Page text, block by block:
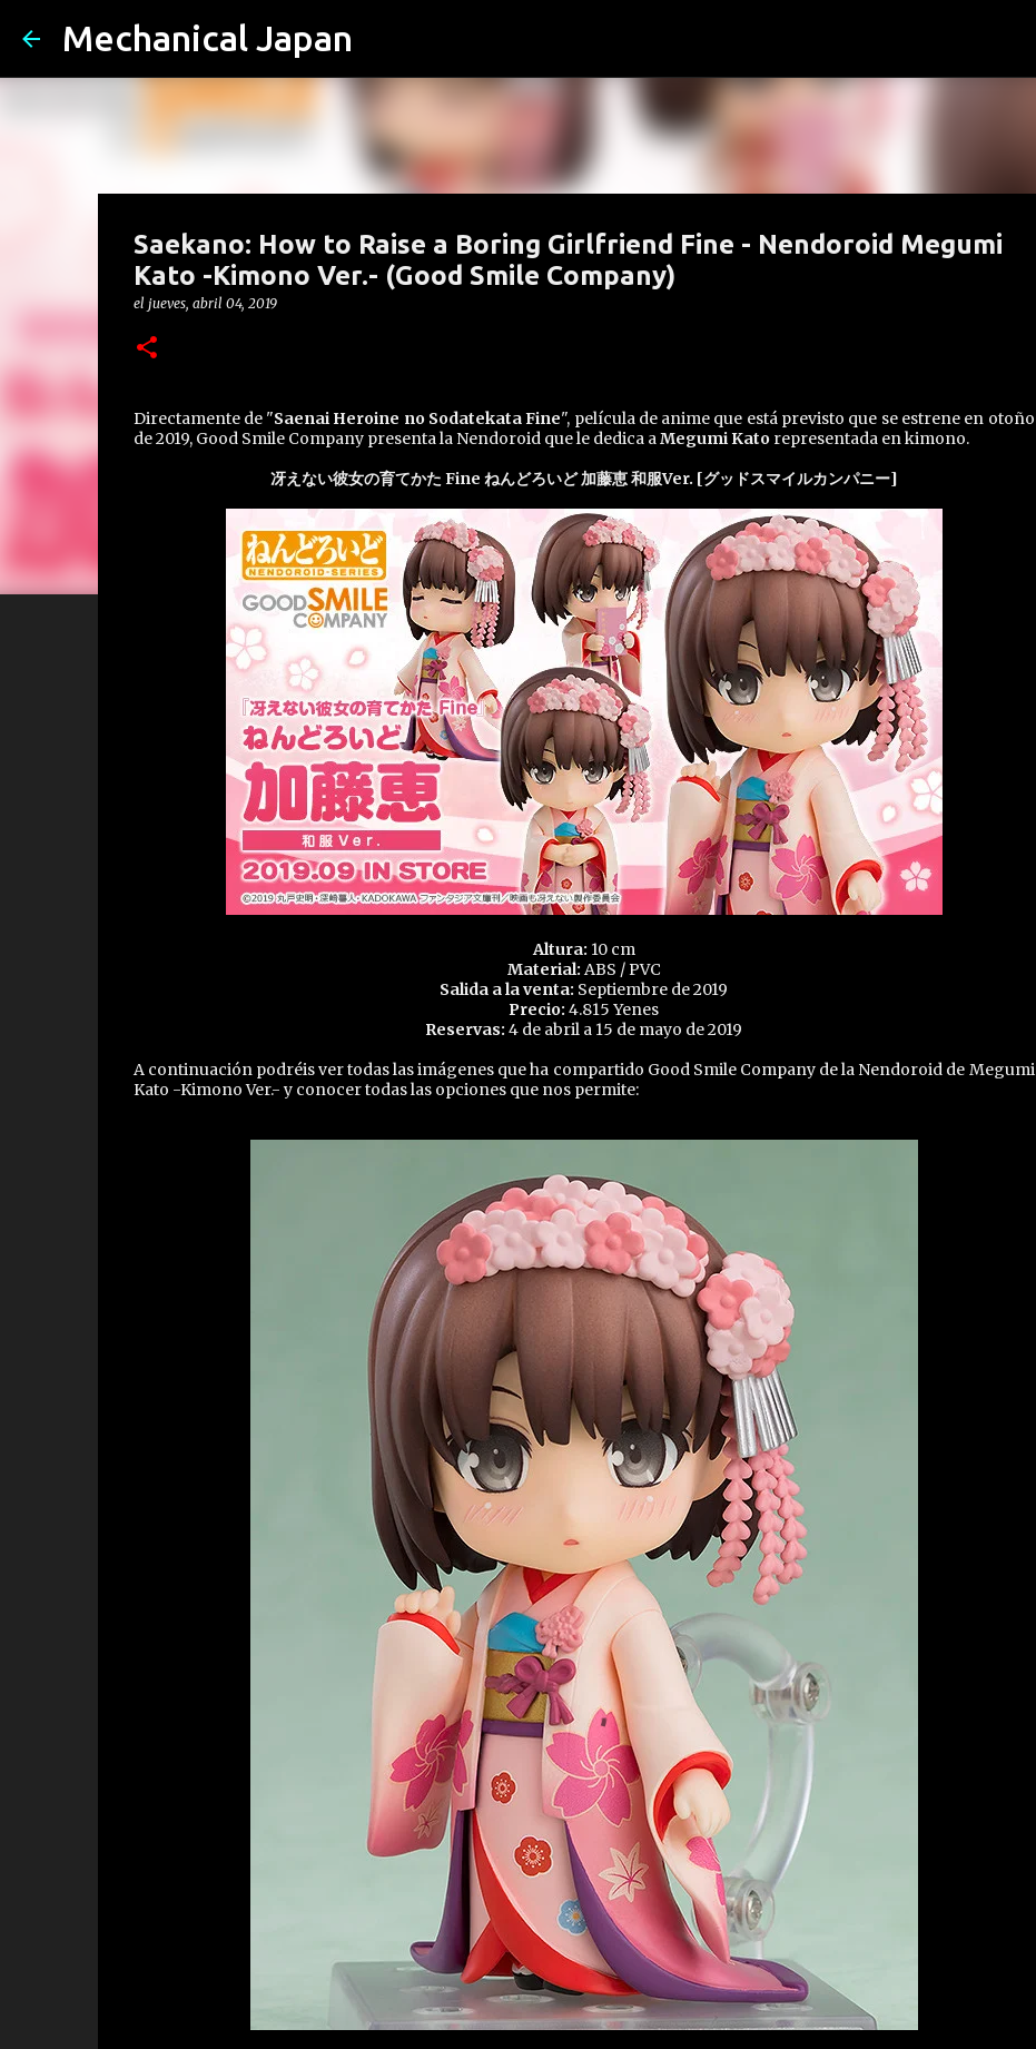
Mechanical Japan
Saekano: How to Raise a Boring Girlfriend Fine - Nendoroid Megumi
Kato -Kimono Ver.- (Good Smile Company)
el jueves, abril 04, 2019
Directamente de "Saenai Heroine no Sodatekata Fine", película de anime que está previsto que se estrene en otoño
de 2019, Good Smile Company presenta la Nendoroid que le dedica aMegumi Katorepresentada en kimono.
冴えない彼女の育てかた Fine ねんどろいど 加藤恵 和服Ver. [グッドスマイルカンパニー]
Altura: 10 cm
Material: ABS / PVC
Salida a la venta: Septiembre de 2019
Precio: 4.815 Yenes
Reservas: 4 de abril a 15 de mayo de 2019
A continuación podréis ver todas las imágenes que ha compartido Good Smile Company de la Nendoroid de Megumi
Kato -Kimono Ver.- y conocer todas las opciones que nos permite: